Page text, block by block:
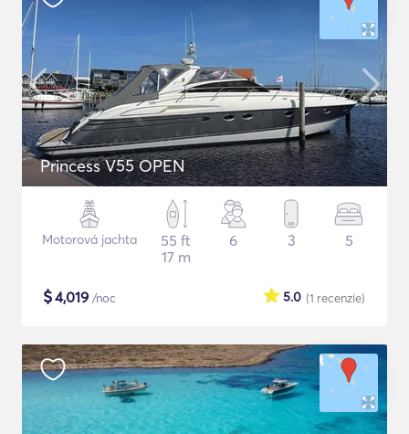
Princess V55 OPEN
Motorová jachta
55 ft
17 m
6 3 5
$4,019 /noc (1 recenzie)
5.0